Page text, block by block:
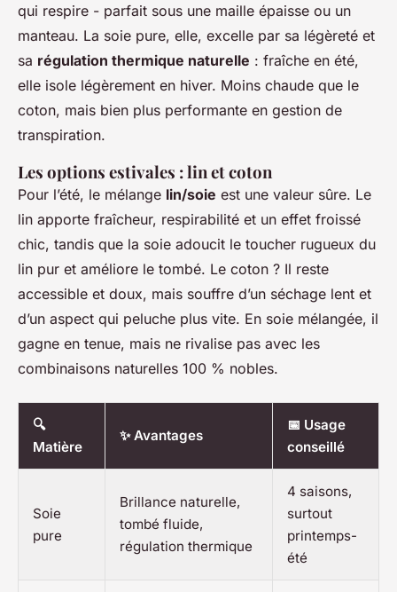
qui respire - parfait sous une maille épaisse ou un
manteau. La soie pure, elle, excelle par sa légèreté et
sa régulation thermique naturelle : fraîche en été,
elle isole légèrement en hiver. Moins chaude que le
coton, mais bien plus performante en gestion de
transpiration.
Les options estivales : lin et coton
Pour l’été, le mélange lin/soie est une valeur sûre. Le
lin apporte fraîcheur, respirabilité et un effet froissé
chic, tandis que la soie adoucit le toucher rugueux du
lin pur et améliore le tombé. Le coton ? Il reste
accessible et doux, mais souffre d’un séchage lent et
d’un aspect qui peluche plus vite. En soie mélangée, il
gagne en tenue, mais ne rivalise pas avec les
combinaisons naturelles 100 % nobles.
🔍
Matière
✨ Avantages
📅 Usage
conseillé
Soie
pure
Brillance naturelle,
tombé fluide,
régulation thermique
4 saisons,
surtout
printemps-
été